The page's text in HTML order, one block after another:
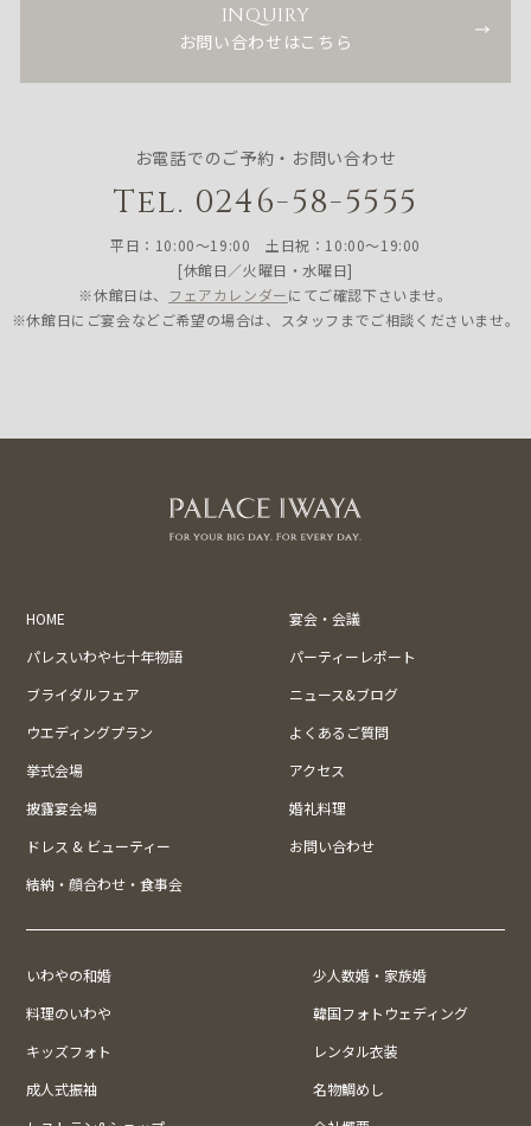
INQUIRY
お問い合わせはこちら
お電話でのご予約・お問い合わせ
Tel. 0246-58-5555
平日：10:00〜19:00 土日祝：10:00〜19:00
[休館日／火曜日・水曜日]
※休館日は、 フェアカレンダーにてご確認下さいませ。
※休館日にご宴会などご希望の場合は、スタッフまでご相談くださいませ。
HOME
宴会・会議
パレスいわや七十年物語
パーティーレポート
ブライダルフェア
ニュース&ブログ
ウエディングプラン
よくあるご質問
挙式会場
アクセス
披露宴会場
婚礼料理
ドレス & ビューティー
お問い合わせ
結納・顔合わせ・食事会
いわやの和婚
少人数婚・家族婚
料理のいわや
韓国フォトウェディング
キッズフォト
レンタル衣装
成人式振袖
名物鯛めし